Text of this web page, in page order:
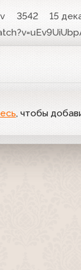
3542 15
, чтобы